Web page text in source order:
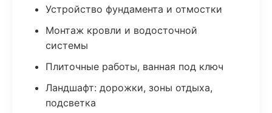
Устройство фундамента и отмостки
Монтаж кровли и водосточной
системы
Плиточные работы, ванная под ключ
Ландшафт: дорожки, зоны отдыха,
подсветка